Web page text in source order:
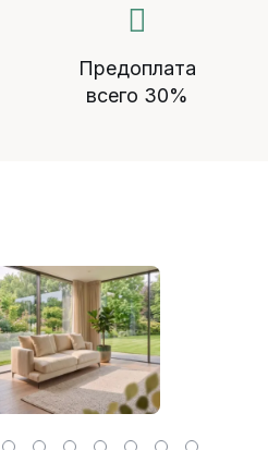
Предоплата
всего 30%